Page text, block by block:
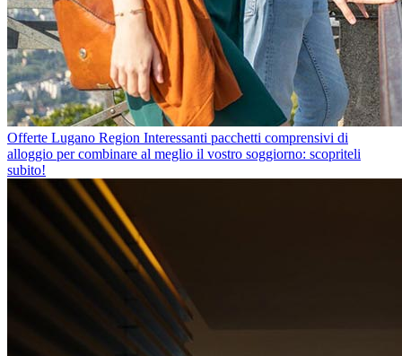
Offerte Lugano Region Interessanti pacchetti comprensivi di
alloggio per combinare al meglio il vostro soggiorno: scopriteli
subito!